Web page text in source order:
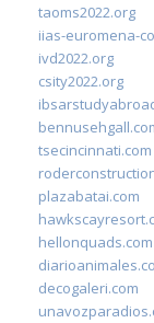
taoms2022.org
iias-euromena-
ivd2022.org
csity2022.org
tsecincinnati.com
plazabatai.com
hellonquads.com
decogaleri.com